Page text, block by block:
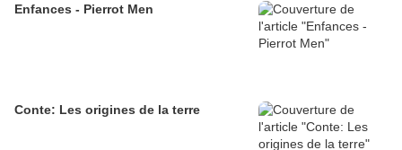
Enfances - Pierrot Men
Conte: Les origines de la terre